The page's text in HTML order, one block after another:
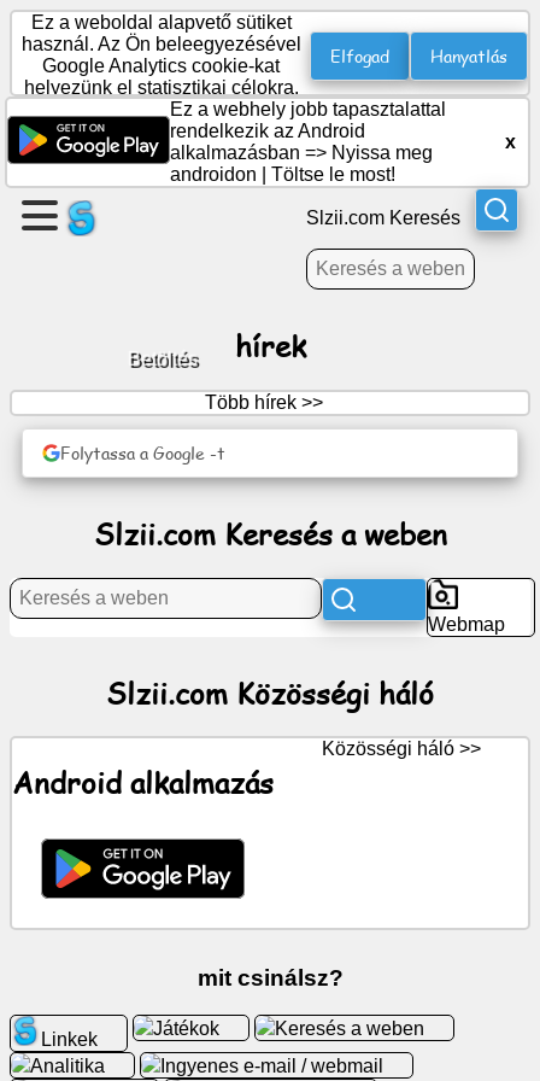
Hozzon
létre
egy
Csoport
Napirend
Szórakozás
ChatGPT
Kapcsolatok
Keresés
a
weben
Ez a weboldal alapvető sütiket
használ. Az Ön beleegyezésével
Google Analytics cookie-kat
helyezünk el statisztikai célokra.
Elfogad Hanyatlás
Ez a webhely jobb tapasztalattal
rendelkezik az Android
alkalmazásban => Nyissa meg
androidon
Töltse le most!
x
Betöltés
Slzii.com Keresés
hírek
Több hírek >>
Folytassa a Google -t
Slzii.com Keresés a weben
Webmap
Slzii.com Közösségi háló
Android alkalmazás
Közösségi háló >>
mit csinálsz?
Linkek
Játékok
Keresés a weben
Analitika
Ingyenes e-mail / webmail